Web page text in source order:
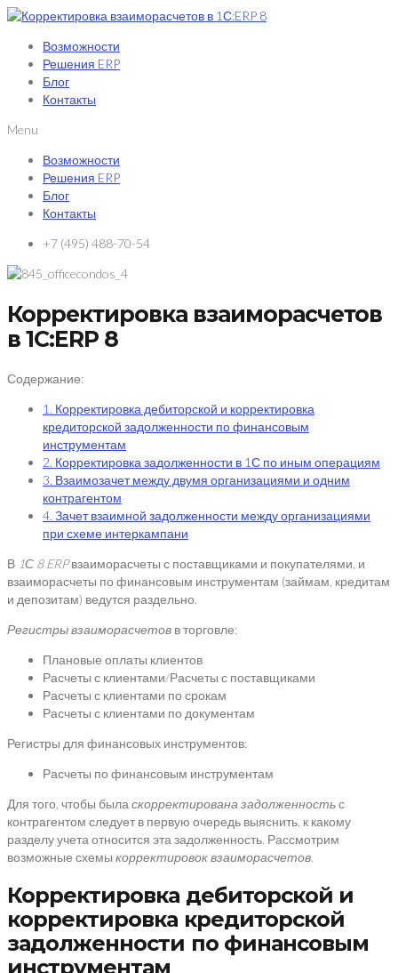
Возможности
Решения ERP
Блог
Контакты
Menu
Возможности
Решения ERP
Блог
Контакты
+7 (495) 488-70-54
Корректировка взаиморасчетов
в 1С:ERP 8
Содержание:
1. Корректировка дебиторской и корректировка
кредиторской задолженности по финансовым
инструментам
2. Корректировка задолженности в 1С по иным операциям
3. Взаимозачет между двумя организациями и одним
контрагентом
4. Зачет взаимной задолженности между организациями
при схеме интеркампани
В 1С 8 ERPвзаиморасчеты с поставщиками и покупателями, и
взаиморасчеты по финансовым инструментам (займам, кредитам
и депозитам) ведутся раздельно.
Регистры взаиморасчетов в торговле:
Плановые оплаты клиентов
Расчеты с клиентами/Расчеты с поставщиками
Расчеты с клиентами по срокам
Расчеты с клиентами по документам
Регистры для финансовых инструментов:
Расчеты по финансовым инструментам
Для того, чтобы была скорректирована задолженностьс
контрагентом следует в первую очередь выяснить, к какому
разделу учета относится эта задолженность. Рассмотрим
возможные схемы корректировок взаиморасчетов.
Корректировка дебиторской и
корректировка кредиторской
задолженности по финансовым
инструментам